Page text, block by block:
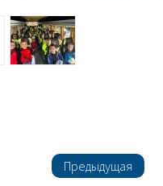
Предыдущая